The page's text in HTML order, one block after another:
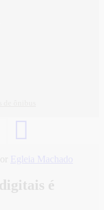
Egleia Machado
é